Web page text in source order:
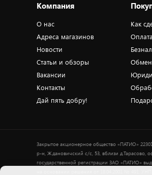
Компания
О нас
Адреса магазинов
Новости
Статьи и обзоры
Вакансии
Контакты
Дай пять добру!
Как
Обмен
Закрытое акционерное общество «ПАТИО»
р-н, Ждановичский с/с, 53, вблизи д.Тарасово,
государственной регистрации ЗАО «ПАТИО»